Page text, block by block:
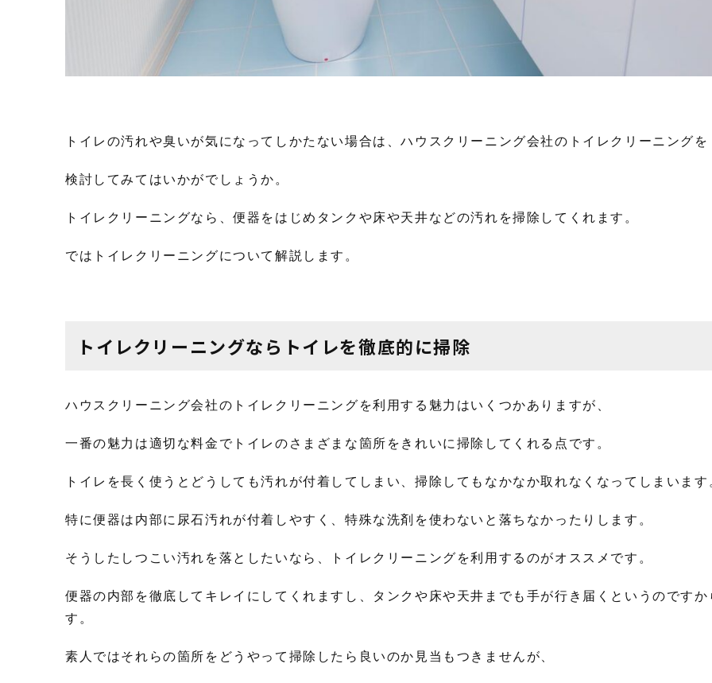
トイレの汚れや臭いが気になってしかたない場合は、ハウスクリーニング会社のトイレクリーニングを
検討してみてはいかがでしょうか。
トイレクリーニングなら、便器をはじめタンクや床や天井などの汚れを掃除してくれます。
ではトイレクリーニングについて解説します。
トイレクリーニングならトイレを徹底的に掃除
ハウスクリーニング会社のトイレクリーニングを利用する魅力はいくつかありますが、
一番の魅力は適切な料金でトイレのさまざまな箇所をきれいに掃除してくれる点です。
トイレを長く使うとどうしても汚れが付着してしまい、掃除してもなかなか取れなくなってしまいます
特に便器は内部に尿石汚れが付着しやすく、特殊な洗剤を使わないと落ちなかったりします。
そうしたしつこい汚れを落としたいなら、トイレクリーニングを利用するのがオススメです。
便器の内部を徹底してキレイにしてくれますし、タンクや床や天井までも手が行き届くというのですか
す。
素人ではそれらの箇所をどうやって掃除したら良いのか見当もつきませんが、